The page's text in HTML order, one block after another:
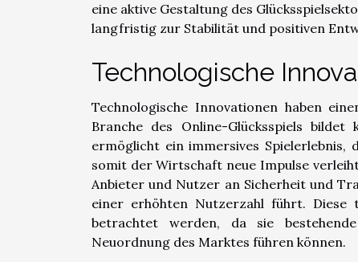
eine aktive Gestaltung des
langfristig zur Stabilität und positiven
Technologische
Technologische Innovationen haben
Branche des Online-Glücksspiels
ermöglicht ein immersives
somit der Wirtschaft neue Impulse
Anbieter und Nutzer an Sicherheit und
einer erhöhten Nutzerzahl führt. Diese
betrachtet werden, da sie
Neuordnung des Marktes führen können.